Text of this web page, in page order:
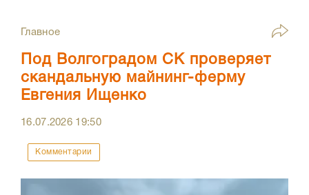
Главное
Под Волгоградом СК проверяет
скандальную майнинг-ферму
Евгения Ищенко
16.07.2026 19:50
Комментарии